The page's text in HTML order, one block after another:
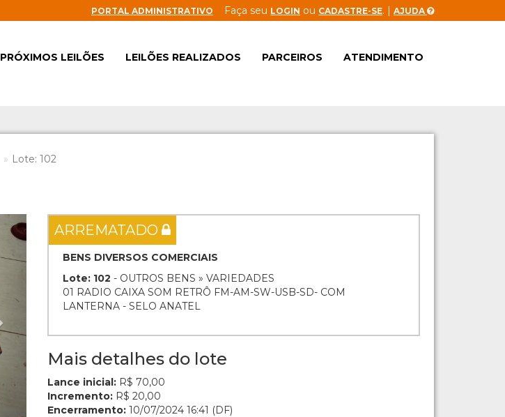
PORTAL ADMINISTRATIVO Faça seu LOGIN ou CADASTRE-SE. | AJUDA
PRÓXIMOS LEILÕES LEILÕES REALIZADOS PARCEIROS ATENDIMENTO
Lote: 102
Next ARREMATADO
BENS DIVERSOS COMERCIAIS
Lote: 102 - OUTROS BENS » VARIEDADES
01 RADIO CAIXA SOM RETRÔ FM-AM-SW-USB-SD- COM
LANTERNA - SELO ANATEL
Mais detalhes do lote
Lance inicial: R$ 70,00
Incremento: R$ 20,00
Encerramento: 10/07/2024 16:41 (DF)